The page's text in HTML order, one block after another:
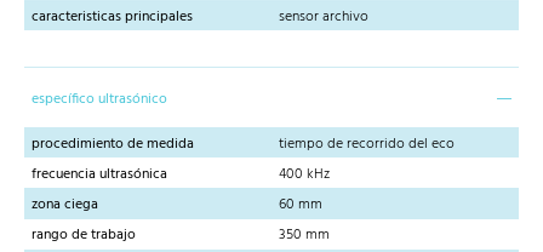
caracteristicas principales
sensor archivo
específico ultrasónico
procedimiento de medida
tiempo de recorrido del eco
frecuencia ultrasónica
400 kHz
zona ciega
60 mm
rango de trabajo
350 mm